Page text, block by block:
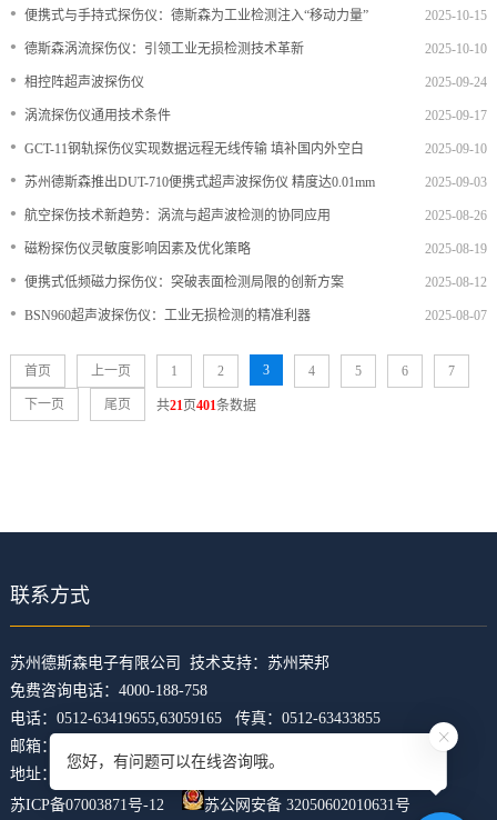
森 2025-10-15
• 便携式与手持式探伤仪：德斯森为工业检测注入“移动力量”
2025-10-10
• 德斯森涡流探伤仪：引领工业无损检测技术革新
2025-09-24
• 相控阵超声波探伤仪
2025-09-17
• 涡流探伤仪通用技术条件
2025-09-10
• GCT-11钢轨探伤仪实现数据远程无线传输 填补国内外空白
2025-09-03
• 苏州德斯森推出DUT-710便携式超声波探伤仪 精度达0.01mm
2025-08-26
• 航空探伤技术新趋势：涡流与超声波检测的协同应用
2025-08-19
• 磁粉探伤仪灵敏度影响因素及优化策略
2025-08-12
• 便携式低频磁力探伤仪：突破表面检测局限的创新方案
2025-08-07
• BSN960超声波探伤仪：工业无损检测的精准利器
首页 上一页 1 2 3 4 5 6 7
下一页 尾页 共21 页401条数据
联系方式
​苏州德斯森电子有限公司 技术支持： 苏州荣邦
免费咨询电话：4000-188-758
电话：0512-63419655,63059165 传真：0512-63433855
邮箱：z5421473@126.com
地址：江苏省苏州市吴中区临湖镇东山大道4168号U科技园31幢
苏ICP备07003871号-12
苏公网安备 32050602010631号
您好，有问题可以在线咨询哦。